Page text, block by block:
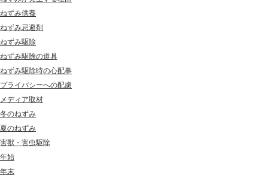
ねずみ供養
ねずみ忌避剤
ねずみ駆除
ねずみ駆除の道具
ねずみ駆除時の心配事
プライバシーへの配慮
メディア取材
冬のねずみ
夏のねずみ
害獣・害虫駆除
年始
年末